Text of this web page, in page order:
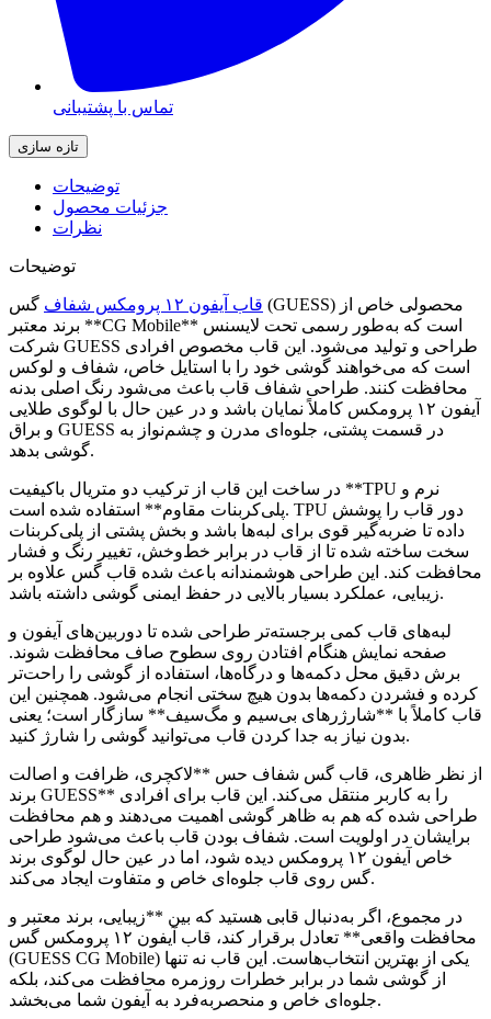
تماس با پشتیبانی
توضیحات
جزئیات محصول
نظرات
توضیحات
قاب آیفون ۱۲ پرومکس شفاف
گس (GUESS) محصولی خاص از
برند معتبر **CG Mobile** است که به‌طور رسمی تحت لایسنس
شرکت GUESS طراحی و تولید می‌شود. این قاب مخصوص افرادی
است که می‌خواهند گوشی خود را با استایل خاص، شفاف و لوکس
محافظت کنند. طراحی شفاف قاب باعث می‌شود رنگ اصلی بدنه
آیفون ۱۲ پرومکس کاملاً نمایان باشد و در عین حال با لوگوی طلایی
و براق GUESS در قسمت پشتی، جلوه‌ای مدرن و چشم‌نواز به
گوشی بدهد.
در ساخت این قاب از ترکیب دو متریال باکیفیت **TPU نرم و
پلی‌کربنات مقاوم** استفاده شده است. TPU دور قاب را پوشش
داده تا ضربه‌گیر قوی برای لبه‌ها باشد و بخش پشتی از پلی‌کربنات
سخت ساخته شده تا از قاب در برابر خط‌و‌خش، تغییر رنگ و فشار
محافظت کند. این طراحی هوشمندانه باعث شده قاب گس علاوه بر
زیبایی، عملکرد بسیار بالایی در حفظ ایمنی گوشی داشته باشد.
لبه‌های قاب کمی برجسته‌تر طراحی شده تا دوربین‌های آیفون و
صفحه نمایش هنگام افتادن روی سطوح صاف محافظت شوند.
برش دقیق محل دکمه‌ها و درگاه‌ها، استفاده از گوشی را راحت‌تر
کرده و فشردن دکمه‌ها بدون هیچ سختی انجام می‌شود. همچنین این
قاب کاملاً با **شارژرهای بی‌سیم و مگ‌سیف** سازگار است؛ یعنی
بدون نیاز به جدا کردن قاب می‌توانید گوشی را شارژ کنید.
از نظر ظاهری، قاب گس شفاف حس **لاکچری، ظرافت و اصالت
برند GUESS** را به کاربر منتقل می‌کند. این قاب برای افرادی
طراحی شده که هم به ظاهر گوشی اهمیت می‌دهند و هم محافظت
برایشان در اولویت است. شفاف بودن قاب باعث می‌شود طراحی
خاص آیفون ۱۲ پرومکس دیده شود، اما در عین حال لوگوی برند
گس روی قاب جلوه‌ای خاص و متفاوت ایجاد می‌کند.
در مجموع، اگر به‌دنبال قابی هستید که بین **زیبایی، برند معتبر و
محافظت واقعی** تعادل برقرار کند، قاب آیفون ۱۲ پرومکس گس
(GUESS CG Mobile) یکی از بهترین انتخاب‌هاست. این قاب نه تنها
از گوشی شما در برابر خطرات روزمره محافظت می‌کند، بلکه
جلوه‌ای خاص و منحصر‌به‌فرد به آیفون شما می‌بخشد.